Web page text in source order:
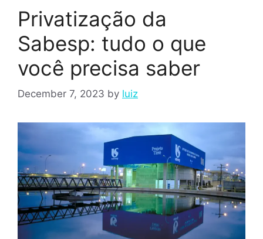
Privatização da
Sabesp: tudo o que
você precisa saber
December 7, 2023 by luiz